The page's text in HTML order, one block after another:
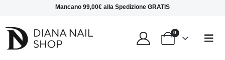
Mancano 99,00€ alla Spedizione GRATIS
0